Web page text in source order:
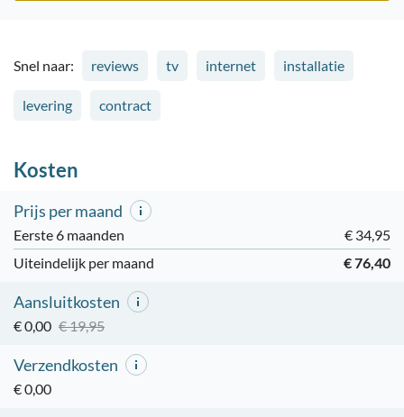
Snel naar: reviews tv internet installatie
levering contract
Kosten
Prijs per maand
Eerste 6 maanden
€ 34,95
Uiteindelijk per maand
€ 76,40
Aansluitkosten
€ 0,00 € 19,95
Verzendkosten
€ 0,00